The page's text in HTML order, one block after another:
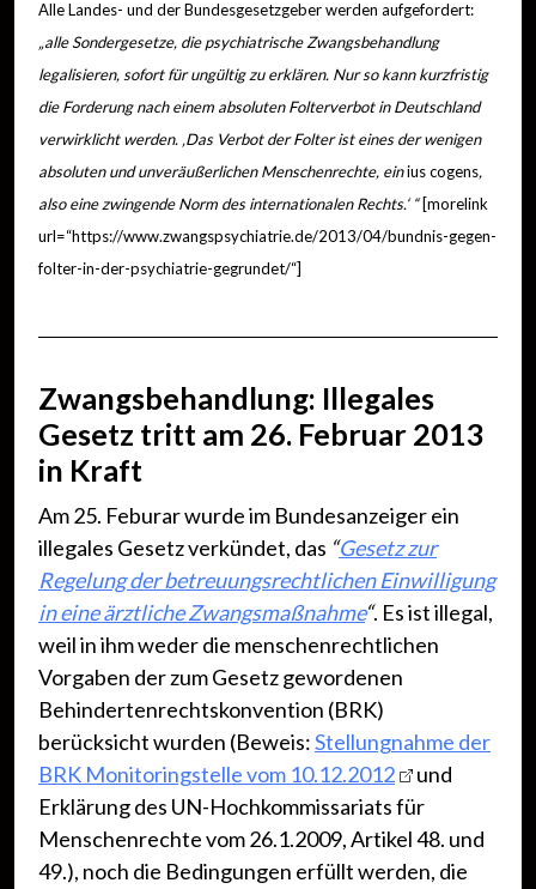
Alle Landes- und der Bundesgesetzgeber werden aufgefordert:
„alle Sondergesetze, die psychiatrische Zwangsbehandlung
legalisieren, sofort für ungültig zu erklären. Nur so kann kurzfristig
die Forderung nach einem absoluten Folterverbot in Deutschland
verwirklicht werden. ‚Das Verbot der Folter ist eines der wenigen
absoluten und unveräußerlichen Menschenrechte, einius cogens,
also eine zwingende Norm des internationalen Rechts.‘ “[morelink
url=“https://www.zwangspsychiatrie.de/2013/04/bundnis-gegen-
folter-in-der-psychiatrie-gegrundet/“]
Zwangsbehandlung: Illegales
Gesetz tritt am 26. Februar 2013
in Kraft
Am 25. Feburar wurde im Bundesanzeiger ein
illegales Gesetz verkündet, das “Gesetz zur
Regelung der betreuungsrechtlichen Einwilligung
in eine ärztliche Zwangsmaßnahme“. Es ist illegal,
weil in ihm weder die menschenrechtlichen
Vorgaben der zum Gesetz gewordenen
Behindertenrechtskonvention (BRK)
berücksicht wurden (Beweis:Stellungnahme der
BRK Monitoringstelle vom 10.12.2012
und
Erklärung des UN-Hochkommissariats für
Menschenrechte vom 26.1.2009, Artikel 48. und
49.), noch die Bedingungen erfüllt werden, die